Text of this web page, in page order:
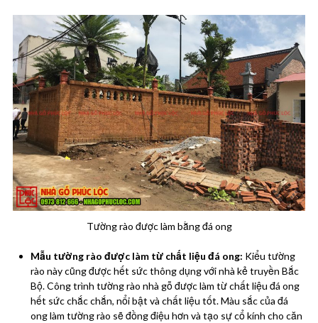
Tường rào được làm bằng đá ong
Mẫu tường rào được làm từ chất liệu đá ong: Kiểu tường
rào này cũng được hết sức thông dụng với nhà kẻ truyền Bắc
Bộ. Công trình tường rào nhà gỗ được làm từ chất liệu đá ong
hết sức chắc chắn, nổi bật và chất liệu tốt. Màu sắc của đá
ong làm tường rào sẽ đồng điệu hơn và tạo sự cổ kính cho căn